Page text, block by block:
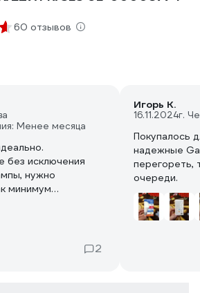
60 отзывов
Менее месяца
без исключения
нужно
минимум
раза
резистор на
установлен 27 Ом
2
Игорь К.
16.11.2024г.
Покупалось
надежные
перегореть,
очереди.